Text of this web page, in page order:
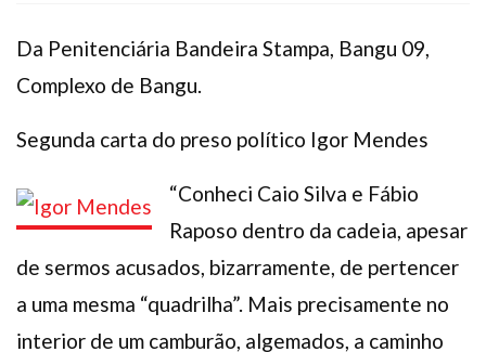
Da Penitenciária Bandeira Stampa, Bangu 09,
Complexo de Bangu.
Segunda carta do preso político Igor Mendes
“Conheci Caio Silva e Fábio
Raposo dentro da cadeia, apesar
de sermos acusados, bizarramente, de pertencer
a uma mesma “quadrilha”. Mais precisamente no
interior de um camburão, algemados, a caminho
Nossos Convênios
Gympass Wellhub
Plano de Saúde
Pós-graduação
InstagramTwitter YoutubeTikTok Whatsapp